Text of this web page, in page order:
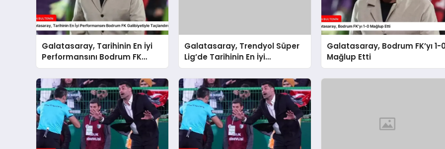
Galatasaray, Tarihinin En İyi
Performansını Bodrum FK
Galibiyetiyle Taçlandırdı
Galatasaray, Trendyol Süper
Lig’de Tarihinin En İyi
Performansını Gösterdi
Galatasaray, Bodrum FK’yı 1-
Mağlup Etti